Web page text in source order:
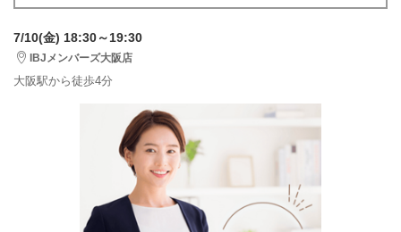
7/10(金) 18:30～19:30
IBJメンバーズ大阪店
大阪駅から徒歩4分